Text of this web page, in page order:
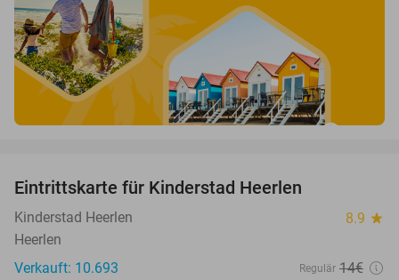
Eintrittskarte für Kinderstad Heerlen
Kinderstad Heerlen 8.9 star
Heerlen
Verkauft: 10.693
Regulär 14€